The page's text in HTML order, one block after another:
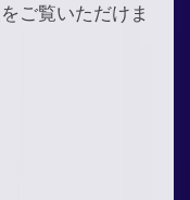
ご覧いただけま